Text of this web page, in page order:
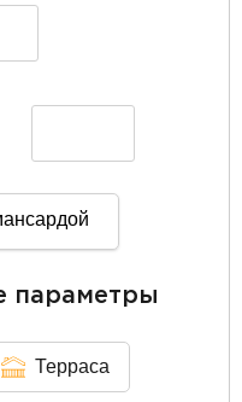
параметры
Терраса